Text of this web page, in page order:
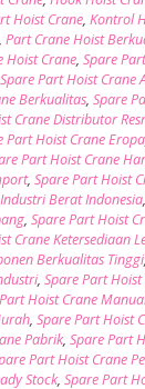
Hoist Crane,Kontrol
,Part Crane Hoist
Hoist Crane,Spare
Spare Part Hoist Crane
Berkualitas,Spare
Crane Distributor
Part Hoist Crane Eropa
Part Hoist Crane
,Spare Part Hoist
Berat Indonesia
,Spare Part Hoist
Crane Ketersediaan
Berkualitas Tinggi
,Spare Part
Hoist Crane
,Spare Part Hoist
Pabrik,Spare Part
Part Hoist Crane
Stock,Spare Part